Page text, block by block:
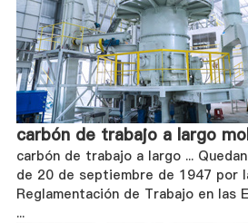
carbón de trabajo a largo
carbón de trabajo a largo ...
de 20 de septiembre de 1947 por
Reglamentación de Trabajo en las
...